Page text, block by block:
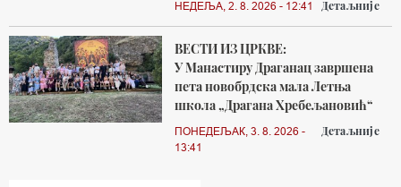
НЕДЕЉА, 2. 8. 2026 - 12:41 Детаљније
ВЕСТИ ИЗ ЦРКВЕ:
У Манастиру Драганац завршена
пета новобрдска мала Летња
школа „Драгана Хребељановић“
ПОНЕДЕЉАК, 3. 8. 2026 -
13:41
Детаљније